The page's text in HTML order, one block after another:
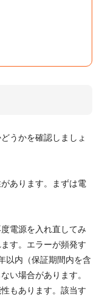
うかを確認しましょ
あります。まずは電
電源を入れ直してみ
す。エラーが頻発す
以内（保証期間内を含
い場合があります。
もあります。該当す